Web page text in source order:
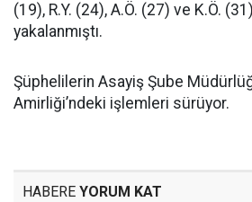
(19), R.Y. (24), A.Ö. (27) ve K.Ö.
yakalanmıştı.
Şüphelilerin Asayiş Şube
Amirliği’ndeki işlemleri sürüyor.
HABERE YORUM KAT